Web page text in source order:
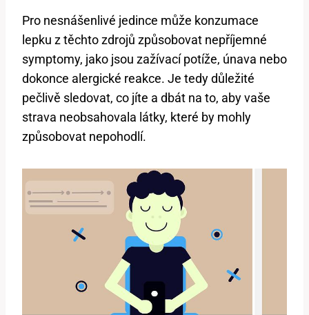
Pro nesnášenlivé jedince může konzumace
lepku z těchto zdrojů způsobovat nepříjemné
symptomy, jako jsou zažívací potíže, únava nebo
dokonce alergické reakce. Je tedy důležité
pečlivě sledovat, co jíte a dbát na to, aby vaše
strava neobsahovala látky, které by mohly
způsobovat nepohodlí.